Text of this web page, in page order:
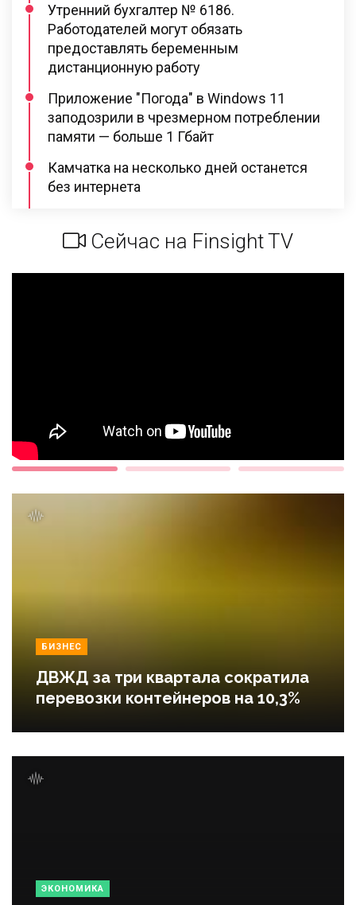
Утренний бухгалтер № 6186.
Работодателей могут обязать
предоставлять беременным
дистанционную работу
Приложение "Погода" в Windows 11
заподозрили в чрезмерном потреблении
памяти — больше 1 Гбайт
Камчатка на несколько дней останется
без интернета
Сейчас на Finsight TV
БИЗНЕС
ДВЖД за три квартала сократила
перевозки контейнеров на 10,3%
ЭКОНОМИКА